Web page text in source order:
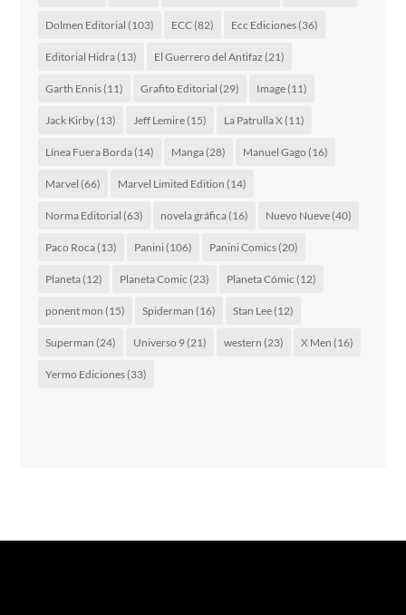
Dolmen Editorial (103) ECC(82) Ecc Ediciones(36)
Editorial Hidra(13) El Guerrero del Antifaz (21)
Garth Ennis(11) Grafito Editorial (29) Image(11)
Jack Kirby(13) Jeff Lemire(15) La Patrulla X(11)
Línea Fuera Borda(14) Manga(28) Manuel Gago (16)
Marvel (66) Marvel Limited Edition (14)
Norma Editorial (63) novela gráfica(16) Nuevo Nueve(40)
Paco Roca(13) Panini(106) Panini Comics(20)
Planeta(12) Planeta Comic (23) Planeta Cómic (12)
ponent mon (15) Spiderman (16) Stan Lee(12)
Superman (24) Universo 9(21) western (23) X Men (16)
Yermo Ediciones(33)